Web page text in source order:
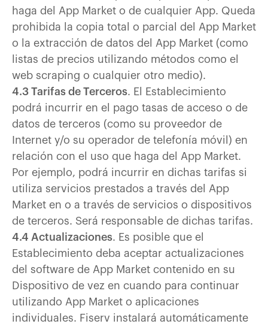
haga del App Market o de cualquier App. Queda
prohibida la copia total o parcial del App Market
o la extracción de datos del App Market (como
listas de precios utilizando métodos como el
web scraping o cualquier otro medio).
4.3 Tarifas de Terceros. El Establecimiento
podrá incurrir en el pago tasas de acceso o de
datos de terceros (como su proveedor de
Internet y/o su operador de telefonía móvil) en
relación con el uso que haga del App Market.
Por ejemplo, podrá incurrir en dichas tarifas si
utiliza servicios prestados a través del App
Market en o a través de servicios o dispositivos
de terceros. Será responsable de dichas tarifas.
4.4 Actualizaciones. Es posible que el
Establecimiento deba aceptar actualizaciones
del software de App Market contenido en su
Dispositivo de vez en cuando para continuar
utilizando App Market o aplicaciones
individuales. Fiserv instalará automáticamente